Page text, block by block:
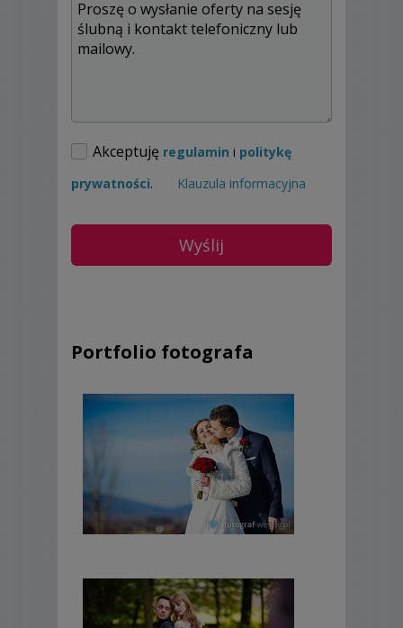
Akceptuję regulamin i politykę
prywatności. Klauzula informacyjna
Portfolio fotografa